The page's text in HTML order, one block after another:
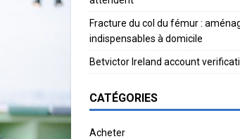
Fracture du col du fémur :
indispensables à domicile
Betvictor Ireland account
CATÉGORIES
Acheter